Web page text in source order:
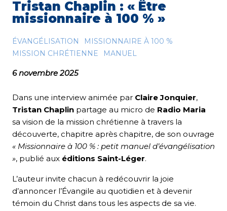
Tristan Chaplin : « Être
missionnaire à 100 % »
ÉVANGÉLISATION
MISSIONNAIRE À 100 %
MISSION CHRÉTIENNE
MANUEL
6 novembre 2025
Dans une interview animée par Claire Jonquier,
Tristan Chaplin partage au micro de Radio Maria
sa vision de la mission chrétienne à travers la
découverte, chapitre après chapitre, de son ouvrage
« Missionnaire à 100 % : petit manuel d’évangélisation
», publié aux éditions Saint-Léger.
L’auteur invite chacun à redécouvrir la joie
d’annoncer l’Évangile au quotidien et à devenir
témoin du Christ dans tous les aspects de sa vie.